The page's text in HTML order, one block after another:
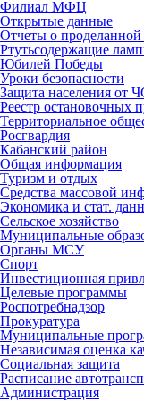
Филиал МФЦ
Открытые данные
Отчеты о проделанной
Ртутьсодержащие
Юбилей Победы
Уроки безопасности
Защита населения от
Реестр остановочных
Территориальное
Росгвардия
Кабанский район
Общая информация
Туризм и отдых
Средства массовой
Экономика и стат.
Сельское хозяйство
Муниципальные
Органы МСУ
Спорт
Инвестиционная
Целевые программы
Роспотребнадзор
Прокуратура
Муниципальные
Независимая оценка
Социальная защита
Расписание
Администрация